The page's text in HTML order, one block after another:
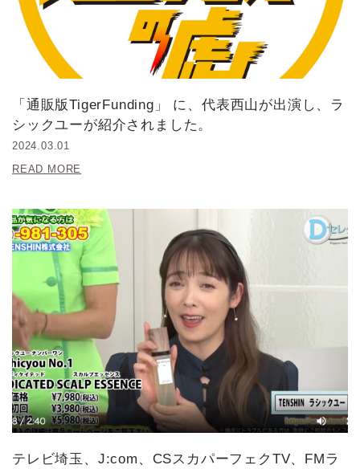
「通販版TigerFunding」 に、代表西山が出演し、ラ
シックユーが紹介されました。
2024.03.01
READ MORE
テレビ埼玉、J:com、CSスカパーフェクTV、FMラ